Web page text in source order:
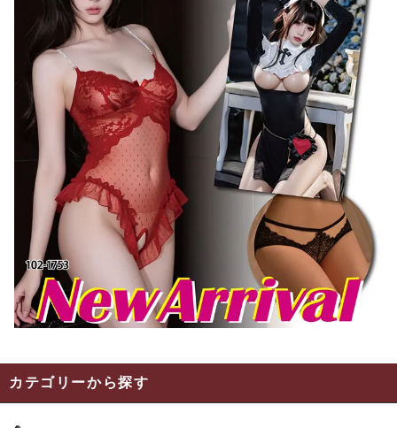
カテゴリーから探す